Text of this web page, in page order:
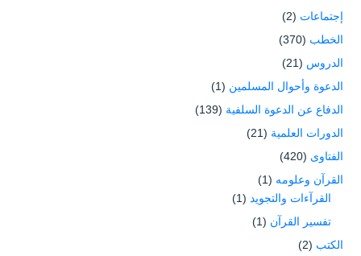
إجتماعات (2)
الخطب (370)
الدروس (21)
الدعوة وأحوال المسلمين (1)
الدفاع عن الدعوة السلفية (139)
الدورات العلمية (21)
الفتاوى (420)
القرآن وعلومه (1)
القرآءات والتجويد (1)
تفسير القرآن (1)
الكتب (2)